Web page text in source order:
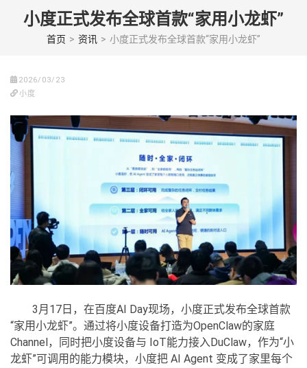
enter)
小度正式发布全球首款“家用小龙虾”
首页 > 资讯 > 小度正式发布全球首款“家用小龙虾”
2026/03/23
小度
3月17日，在百度AI Day现场，小度正式发布全球首款
“家用小龙虾”。通过将小度设备打造为OpenClaw的家庭
Channel，同时把小度设备与 IoT能力接入DuClaw，作为“小
龙虾”可调用的能力模块，小度把 AI Agent 变成了家里每个